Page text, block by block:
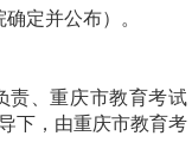
定并公布）。
责、重庆市教育考试
下，由重庆市教育考